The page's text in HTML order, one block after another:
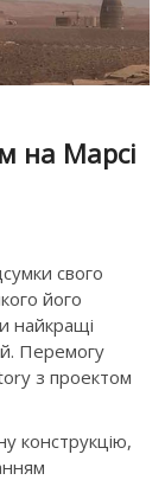
на Марсі
свого
його
найкращі
Перемогу
з проектом
конструкцію,